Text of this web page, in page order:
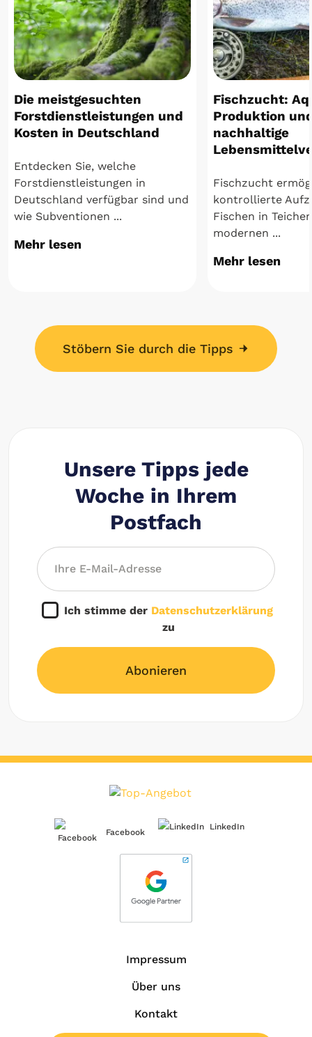
Die meistgesuchten
Forstdienstleistungen und
Kosten in Deutschland
Entdecken Sie, welche
Forstdienstleistungen in
Deutschland verfügbar sind und
wie Subventionen ...
Mehr lesen
Fischzucht:
Produktion
nachhaltige
Fischzucht
kontrollierte
Fischen in
modernen ...
Mehr lesen
Stöbern Sie durch die Tipps
Unsere Tipps jede
Woche in Ihrem
Postfach
Ich stimme der Datenschutzerklärung
zu
Abonieren
Facebook
LinkedIn
Impressum
Über uns
Kontakt